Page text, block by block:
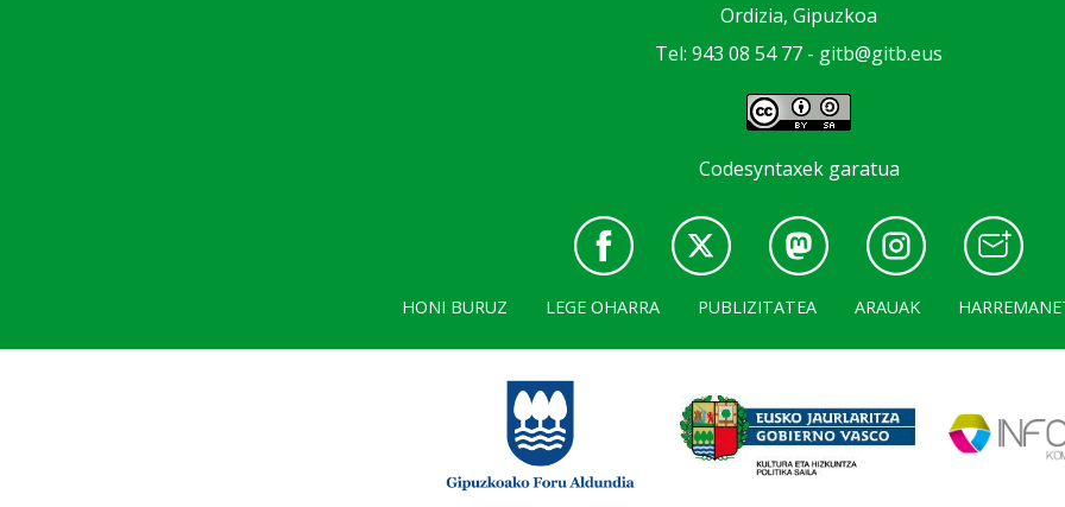
Ordizia, Gipuzkoa
Tel: 943 08 54 77 - gitb@gitb.eus
Codesyntaxek garatua
HONI BURUZ LEGE OHARRA PUBLIZITATEA ARAUAK